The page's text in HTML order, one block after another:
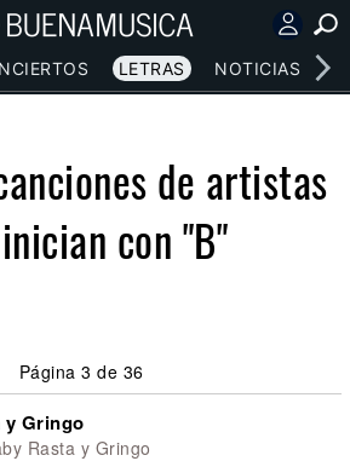
LETRAS NOTICIAS
de artistas
con "B"
Página 3 de 36
y Gringo
Rasta y Gringo